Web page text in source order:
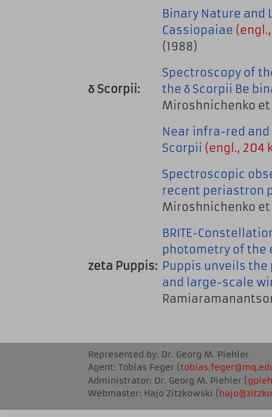
Binary Nature and
Cassiopaiae (engl.,
(1988)
δ Scorpii:
Spectroscopy of
the δ Scorpii Be
Miroshnichenko et
Near infra-red
Scorpii (engl., 204
Spectroscopic
recent periastron
Miroshnichenko et
zeta Puppis:
BRITE-
photometry of
Puppis unveils
and large-scale
Represented by: Dr. Georg M. Piehler
Agent: Tobias Feger (tobias.feger@mq
Administrator: Dr. Georg M. Piehler (gpie
Webmaster: Hajo Zitzkowski ( hajo@zitz